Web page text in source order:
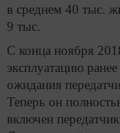
в среднем 40 тыс.
9 тыс.
С конца ноября
эксплуатацию
ожидания
Теперь он
включен